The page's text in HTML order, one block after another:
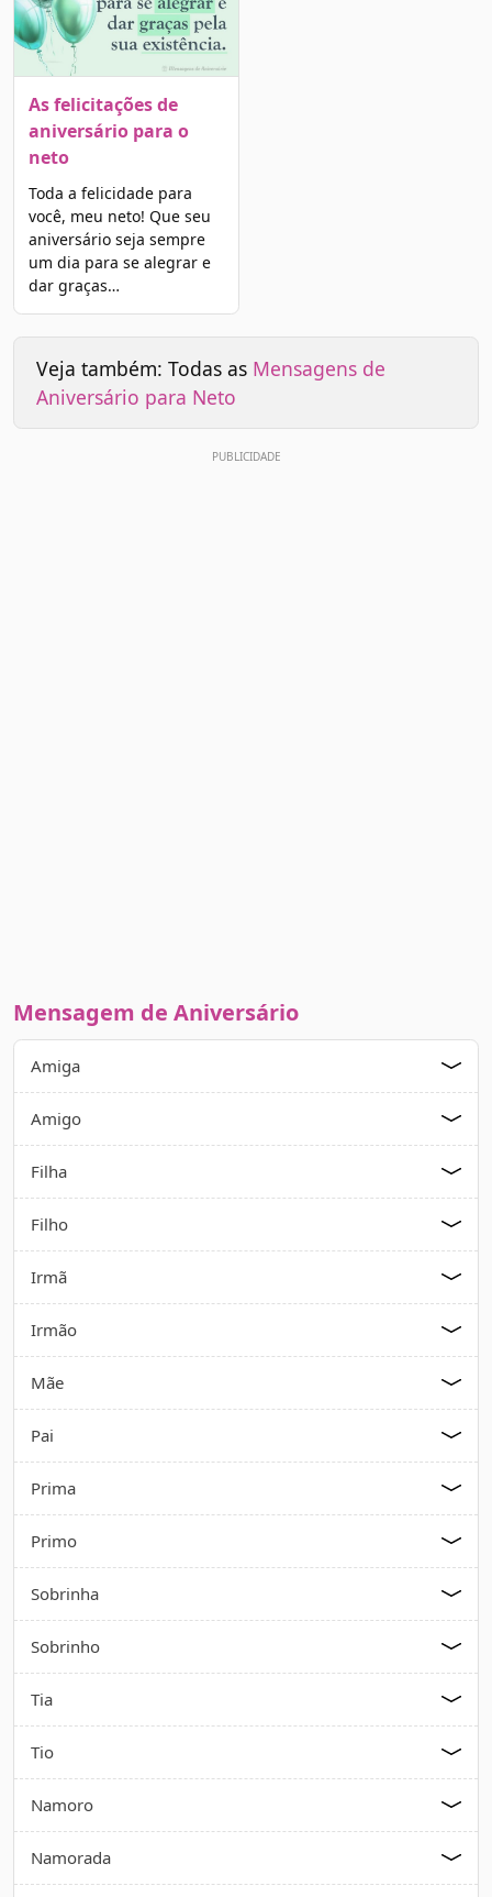
As felicitações de
aniversário para o
neto
Toda a felicidade para
você, meu neto! Que seu
aniversário seja sempre
um dia para se alegrar e
dar graças…
Veja também: Todas as Mensagens de
Aniversário para Neto
Mensagem de Aniversário
Amiga
Amigo
Filha
Filho
Irmã
Irmão
Mãe
Pai
Prima
Primo
Sobrinha
Sobrinho
Tia
Tio
Namoro
Namorada